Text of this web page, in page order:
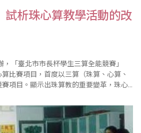
試析珠心算教學活動的改
比賽項目，首度以三算（珠算、心算、
項目。顯示出珠算教的重要變革，珠心
整？都值得我們深思，這裡筆者謹以三
的一些啟發，試著分析教學活動設計，期